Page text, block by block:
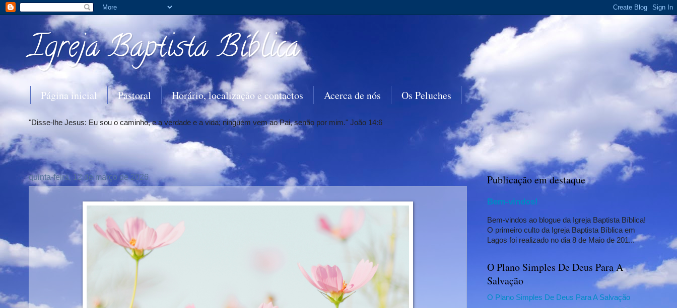
Igreja Baptista Bíblica
Página inicial Pastoral Horário, localização e contactos Acerca de nós Os Peluches
"Disse-lhe Jesus: Eu sou o caminho, e a verdade e a vida; ninguém vem ao Pai, senão por mim." João 14:6
quinta-feira, 12 de março de 2026 Publicação em destaque
Bem-vindos!
Bem-vindos ao blogue da Igreja Baptista Bíblica!
O primeiro culto da Igreja Baptista Bíblica em
Lagos foi realizado no dia 8 de Maio de 201...
O Plano Simples De Deus Para A
Salvação
O Plano Simples De Deus Para A Salvação